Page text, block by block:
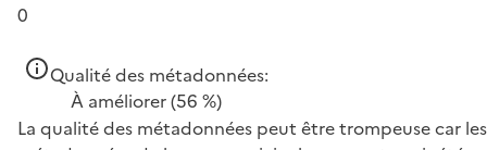
0
Qualité des métadonnées:
À améliorer(56 %)
La qualité des métadonnées peut être trompeuse car les